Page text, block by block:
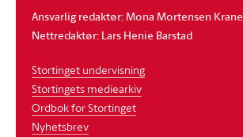
Ansvarlig redaktør: Mona Mortensen Krane
Nettredaktør: Lars Henie Barstad
Stortinget undervisning
Stortingets mediearkiv
Ordbok for Stortinget
Nyhetsbrev